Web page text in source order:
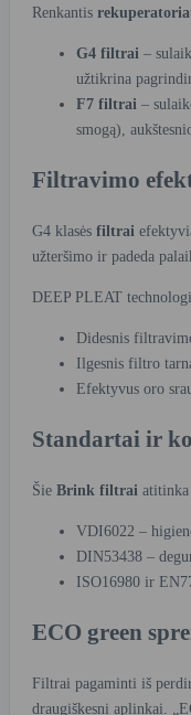
Renkantis
G4 filtrai –
užtikrina
F7 filtrai –
smogą),
Filtravimo
G4 klasės filtrai
užteršimo ir padeda
DEEP PLEAT
Didesnis
Ilgesnis filtro
Efektyvus oro
Standartai ir
Šie Brink filtrai atitinka
VDI6022 –
DIN53438 –
ISO16980 ir
ECO green
Filtrai pagaminti iš
draugiškesni aplinkai.